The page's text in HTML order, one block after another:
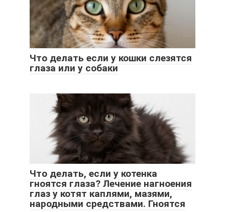
Что делать если у кошки слезятся
глаза или у собаки
Что делать, если у котенка
гноятся глаза? Лечение нагноения
глаз у котят каплями, мазями,
народными средствами. Гноятся